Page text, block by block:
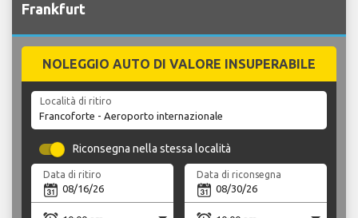
Frankfurt
NOLEGGIO AUTO DI VALORE INSUPERABILE
Località di ritiro
Riconsegna nella stessa località
Data di ritiro Data di riconsegna